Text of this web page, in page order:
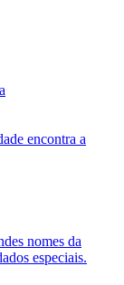
encontra a
nomes da
especiais.